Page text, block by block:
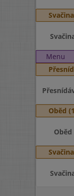
Menu
Oběd
Oběd